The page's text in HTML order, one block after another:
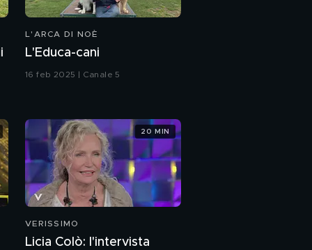
L'ARCA DI NOÈ
L'Educa-cani
16 feb 2025 | Canale 5
VERISSIMO
Licia Colò: l'intervista
20 MIN